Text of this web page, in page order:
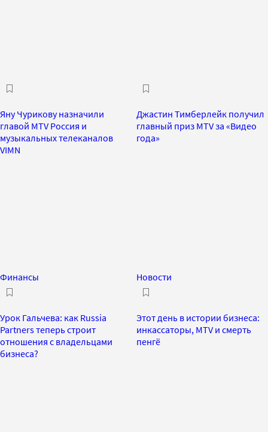
Яну Чурикову назначили
главой MTV Россия и
музыкальных телеканалов
VIMN
Джастин Тимберлейк получил
главный приз MTV за «Видео
года»
Финансы
Урок Гальчева: как Russia
Partners теперь строит
отношения с владельцами
бизнеса?
Новости
Этот день в истории бизнеса:
инкассаторы, MTV и смерть
пенгё